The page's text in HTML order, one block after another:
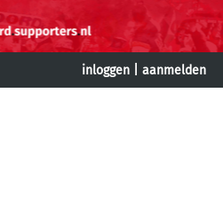
inloggen aanmelden